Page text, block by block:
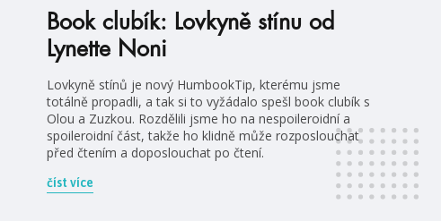
Book clubík: Lovkyně stínu od
Lynette Noni
Lovkyně stínů je nový HumbookTip, kterému jsme
totálně propadli, a tak si to vyžádalo spešl book clubík s
Olou a Zuzkou. Rozdělili jsme ho na nespoileroidní a
spoileroidní část, takže ho klidně může rozposlouchat
před čtením a doposlouchat po čtení.
číst více